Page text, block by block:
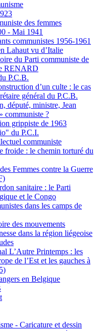
des femmes
- Mai 1941
communistes 1956-1961
Lahaut vu d’Italie
du Parti communiste de
RENARD
P.C.B.
d’un culte : le cas
général du P.C.B.
député, ministre, Jean
communiste ?
grippiste de 1963
du P.C.I.
communiste
froide : le chemin torturé du
Femmes contre la Guerre
sanitaire : le Parti
et le Congo
dans les camps de
des mouvements
dans la région liégeoise
L’Autre Printemps : les
de l’Est et les gauches à
en Belgique
- Caricature et dessin